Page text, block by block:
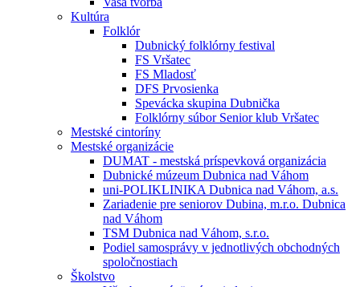
Kultúra
Folklór
Dubnický folklórny festival
FS Vršatec
FS Mladosť
DFS Prvosienka
Spevácka skupina Dubnička
Folklórny súbor Senior klub Vršatec
Mestské cintoríny
Mestské organizácie
DUMAT - mestská príspevková organizácia
Dubnické múzeum Dubnica nad Váhom
uni-POLIKLINIKA Dubnica nad Váhom, a.s.
Zariadenie pre seniorov Dubina, m.r.o. Dubnica
nad Váhom
TSM Dubnica nad Váhom, s.r.o.
Podiel samosprávy v jednotlivých obchodných
spoločnostiach
Školstvo